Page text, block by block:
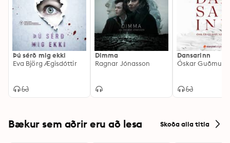
Þú sérð mig ekki
Eva Björg Ægisdóttir
Dimma
Ragnar Jónasson
Dansarinn
Óskar
Bækur sem aðrir eru að lesa Skoða alla titla